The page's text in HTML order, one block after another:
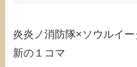
炎炎ノ消防隊×ソウルイ
新の１コマ